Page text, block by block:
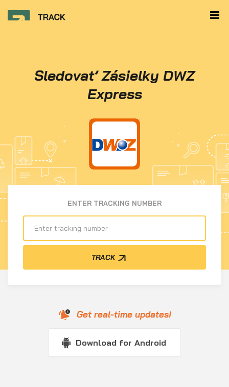
Sledovať Zásielky DWZ
Express
ENTER TRACKING NUMBER
TRACK
Get real-time updates!
Download for Android